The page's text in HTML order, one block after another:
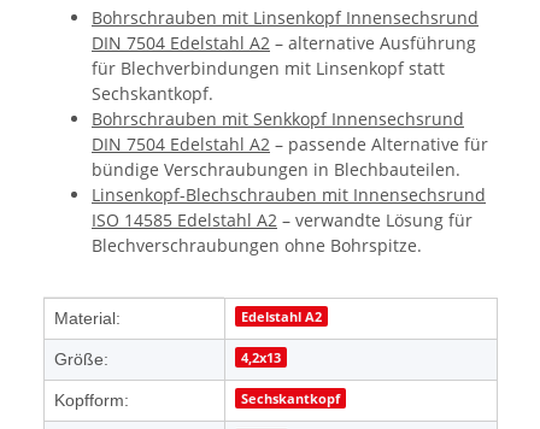
Bohrschrauben mit Linsenkopf Innensechsrund
DIN 7504 Edelstahl A2 – alternative Ausführung
für Blechverbindungen mit Linsenkopf statt
Sechskantkopf.
Bohrschrauben mit Senkkopf Innensechsrund
DIN 7504 Edelstahl A2 – passende Alternative für
bündige Verschraubungen in Blechbauteilen.
Linsenkopf-Blechschrauben mit Innensechsrund
ISO 14585 Edelstahl A2 – verwandte Lösung für
Blechverschraubungen ohne Bohrspitze.
Produkteigenschaft
Wert
Material: Edelstahl A2
Größe: 4,2x13
Kopfform: Sechskantkopf